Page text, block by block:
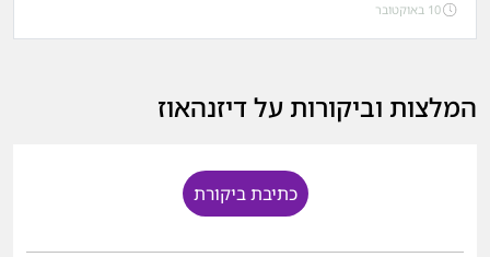
10 באוקטובר
המלצות וביקורות על דיזנהאוז
כתיבת ביקורת